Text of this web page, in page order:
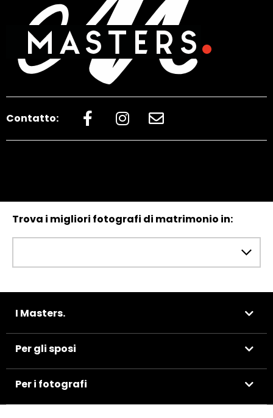
Contatto:
Trova i migliori fotografi di matrimonio in:
I Masters.
Per gli sposi
Per i fotografi